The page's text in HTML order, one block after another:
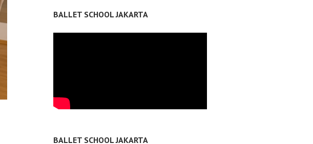
BALLET SCHOOL JAKARTA
BALLET SCHOOL JAKARTA